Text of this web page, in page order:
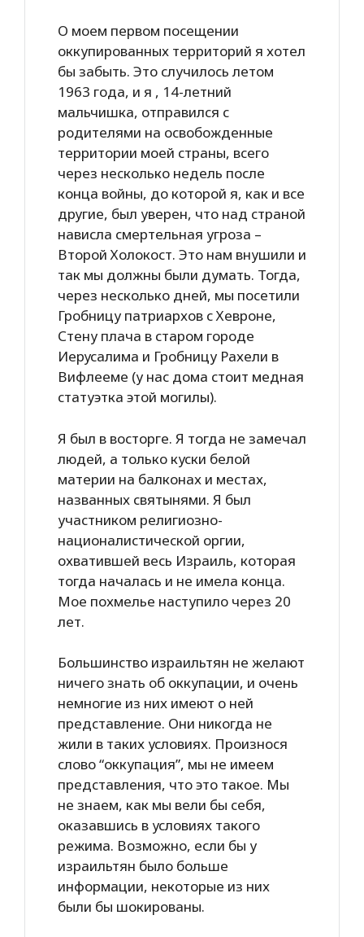
О моем первом посещении
оккупированных территорий я хотел
бы забыть. Это случилось летом
1963 года, и я , 14-летний
мальчишка, отправился с
родителями на освобожденные
территории моей страны, всего
через несколько недель после
конца войны, до которой я, как и все
другие, был уверен, что над страной
нависла смертельная угроза –
Второй Холокост. Это нам внушили и
так мы должны были думать. Тогда,
через несколько дней, мы посетили
Гробницу патриархов с Хевроне,
Стену плача в старом городе
Иерусалима и Гробницу Рахели в
Вифлееме (у нас дома стоит медная
статуэтка этой могилы).
Я был в восторге. Я тогда не замечал
людей, а только куски белой
материи на балконах и местах,
названных святынями. Я был
участником религиозно-
националистической оргии,
охватившей весь Израиль, которая
тогда началась и не имела конца.
Мое похмелье наступило через 20
лет.
Большинство израильтян не желают
ничего знать об оккупации, и очень
немногие из них имеют о ней
представление. Они никогда не
жили в таких условиях. Произнося
слово “оккупация”, мы не имеем
представления, что это такое. Мы
не знаем, как мы вели бы себя,
оказавшись в условиях такого
режима. Возможно, если бы у
израильтян было больше
информации, некоторые из них
были бы шокированы.